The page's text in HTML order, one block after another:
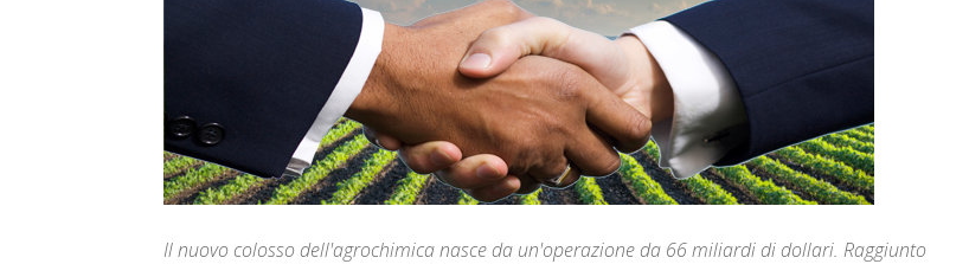
Il nuovo colosso dell'agrochimica nasce da un'operazione da 66 miliardi di dollari. Raggiunto